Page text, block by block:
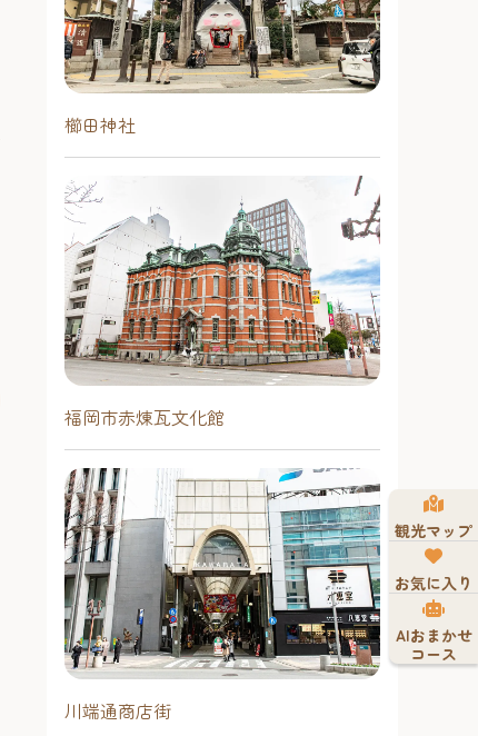
トーベとムーミン展～とってお
夏はホークス
2026 【福岡
広場】
昨年に引き続き
月23日（日）
あい広場で、
夏まつり2026」を
シンボルであ
クス仕様に装
2026年7月17
日（日曜日
櫛田神社
福岡市赤煉瓦文化館
川端通商店街
観光マップ
お気に入り
AIおまかせ
コース